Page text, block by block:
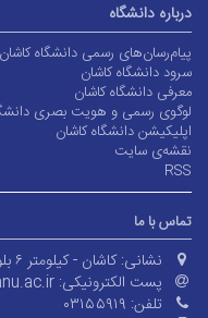
درباره دانشگاه
پیام‌رسان‌های رسمی دانشگاه کاشان
سرود دانشگاه کاشان
معرفی دانشگاه کاشان
لوگوی رسمی و هویت بصری
اپلیکیشن دانشگاه کاشان
نقشه‌ی سایت
RSS
تماس با ما
نشانی: کاشان - کیلومتر ۶ بلوار قطب راوندی
پست الکترونیکی:
تلفن: ۰۳۱۵۵۹۱۹